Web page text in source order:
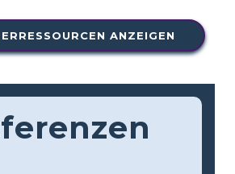
ANZEIGEN